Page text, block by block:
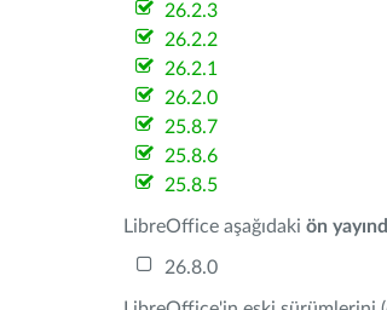
26.2.3
26.2.2
26.2.1
26.2.0
25.8.7
25.8.6
25.8.5
LibreOffice aşağıdaki ön
26.8.0